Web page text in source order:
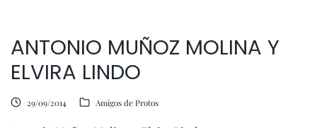
ANTONIO MUÑOZ MOLINA Y
ELVIRA LINDO
29/09/2014 Amigos de Protos